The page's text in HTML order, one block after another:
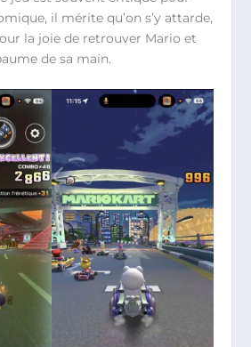
il mérite qu’on s’y attarde,
la joie de retrouver Mario et
de sa main.